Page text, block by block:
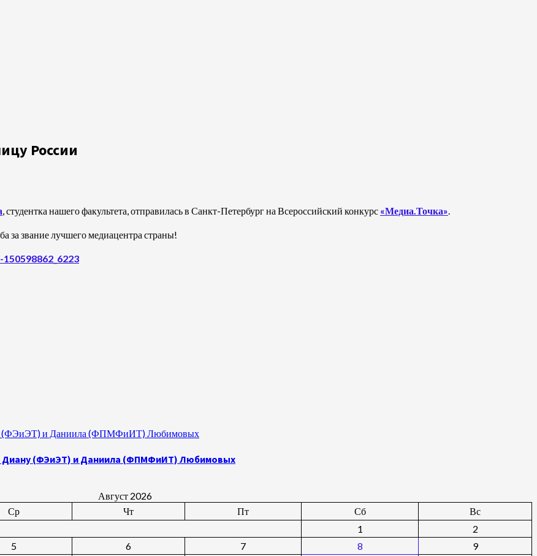
России
, студентка нашего факультета, отправилась в Санкт-Петербург на Всероссийский конкурс «Медиа.Точка».
за звание лучшего медиацентра страны!
(ФЭиЭТ) и Даниила (ФПМФиИТ) Любимовых
Диану (ФЭиЭТ) и Даниила (ФПМФиИТ) Любимовых
Август 2026
Ср Чт Пт Сб
Вс
1
2
5 6 7 8
9